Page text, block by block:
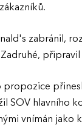
zabránil,
propozice
SOV hlavního
vnímán jako